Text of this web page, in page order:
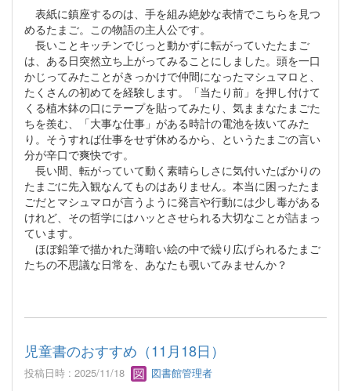
表紙に鎮座するのは、手を組み絶妙な表情でこちらを見つ
めるたまご。この物語の主人公です。
長いことキッチンでじっと動かずに転がっていたたまご
は、ある日突然立ち上がってみることにしました。頭を一口
かじってみたことがきっかけで仲間になったマシュマロと、
たくさんの初めてを経験します。「当たり前」を押し付けて
くる植木鉢の口にテープを貼ってみたり、気ままなたまごた
ちを羨む、「大事な仕事」がある時計の電池を抜いてみた
り。そうすれば仕事をせず休めるから、というたまごの言い
分が辛口で爽快です。
長い間、転がっていて動く素晴らしさに気付いたばかりの
たまごに先入観なんてものはありません。本当に困ったたま
ごだとマシュマロが言うように発言や行動には少し毒がある
けれど、その哲学にはハッとさせられる大切なことが詰まっ
ています。
ほぼ鉛筆で描かれた薄暗い絵の中で繰り広げられるたまご
たちの不思議な日常を、あなたも覗いてみませんか？
児童書のおすすめ（11月18日）
投稿日時 : 2025/11/18 図書館管理者